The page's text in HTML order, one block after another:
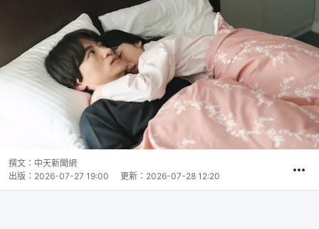
撰文： 中天新聞網
出版： 2026-07-27 19:00 更新： 2026-07-28 12:20